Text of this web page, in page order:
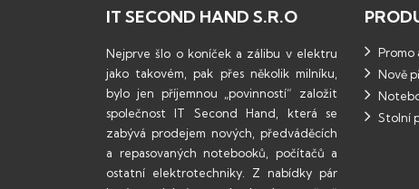
IT SECOND HAND S.R.O
Nejprve šlo o koníček a zálibu v elektru
jako takovém, pak přes několik milníku,
bylo jen příjemnou „povinností“ založit
společnost IT Second Hand, která se
zabývá prodejem nových, předváděcích
a repasovaných notebooků, počítačů a
ostatní elektrotechniky. Z nabídky pár
Promo
Nově
Stolní